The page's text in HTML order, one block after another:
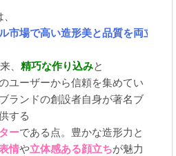
市場で高い造形美と品質を両
、 精巧な作り込みと
ユーザーから信頼を集めてい
ランドの創設者自身が著名ブ
する
ーである点。豊かな造形力と
情や立体感ある顔立ちが魅力